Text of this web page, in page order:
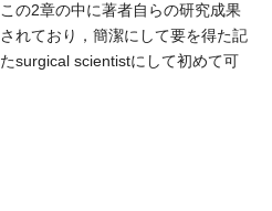
の2章の中に著者自らの研究成果
れており，簡潔にして要を得た記
surgical scientistにして初めて可